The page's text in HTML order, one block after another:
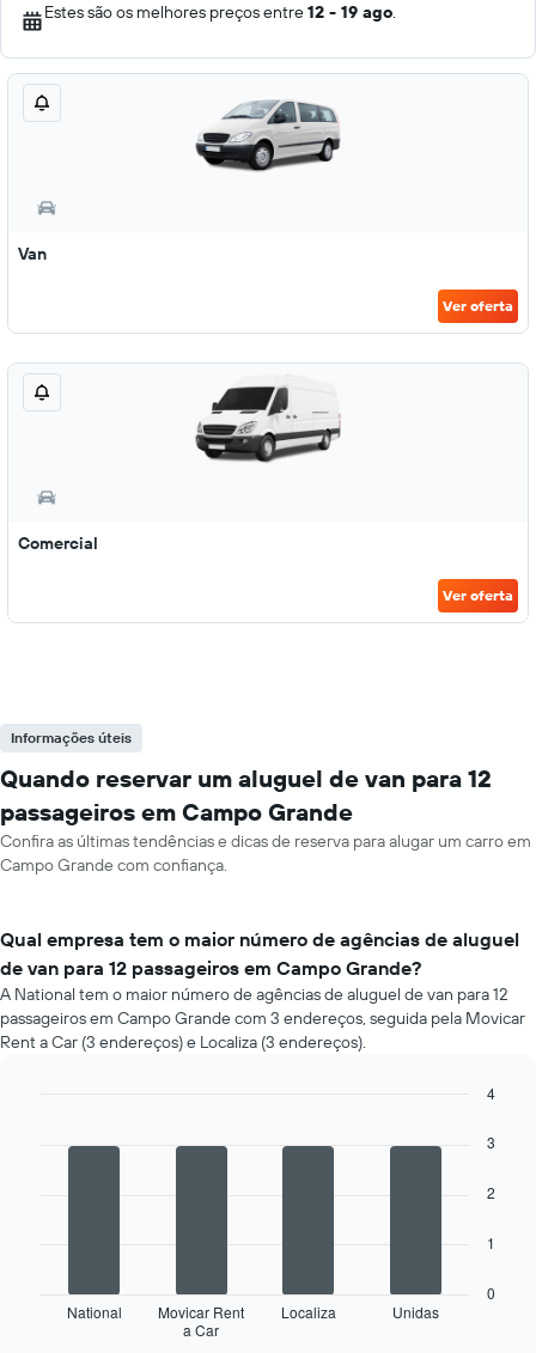
Estes são os melhores preços entre12 - 19 ago.
Van
Ver oferta
Comercial
Ver oferta
Informações úteis
Quando reservar um aluguel de van para 12
passageiros em Campo Grande
Confira as últimas tendências e dicas de reserva para alugar um carro em
Campo Grande com confiança.
Qual empresa tem o maior número de agências de aluguel
de van para 12 passageiros em Campo Grande?
A National tem o maior número de agências de aluguel de van para 12
passageiros em Campo Grande com 3 endereços, seguida pela Movicar
Rent a Car (3 endereços) e Localiza (3 endereços).
seguirNational
Movicar Rent
a Car
Localiza Unidas
0
1
2
3
4